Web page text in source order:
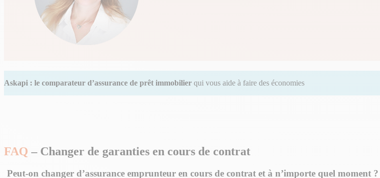
Askapi : le comparateur d’assurance de prêt immobilier qui vous aide à faire des économies
FAQ – Changer de garanties en cours de contrat
Peut-on changer d’assurance emprunteur en cours de contrat et à n’importe quel moment ?